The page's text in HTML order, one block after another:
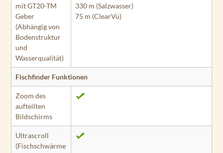
mit GT20-TM
Geber
(Abhängig von
Bodenstruktur
und
Wasserqualität)
330 m (Salzwasser)
75 m (ClearVü)
Fischfinder Funktionen
Zoom des
aufteilten
Bildschirms
Ultrascroll
(Fischschwärme